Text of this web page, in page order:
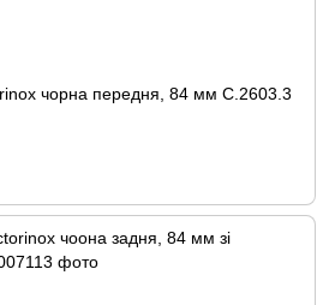
чорна передня, 84 мм C.2603.3